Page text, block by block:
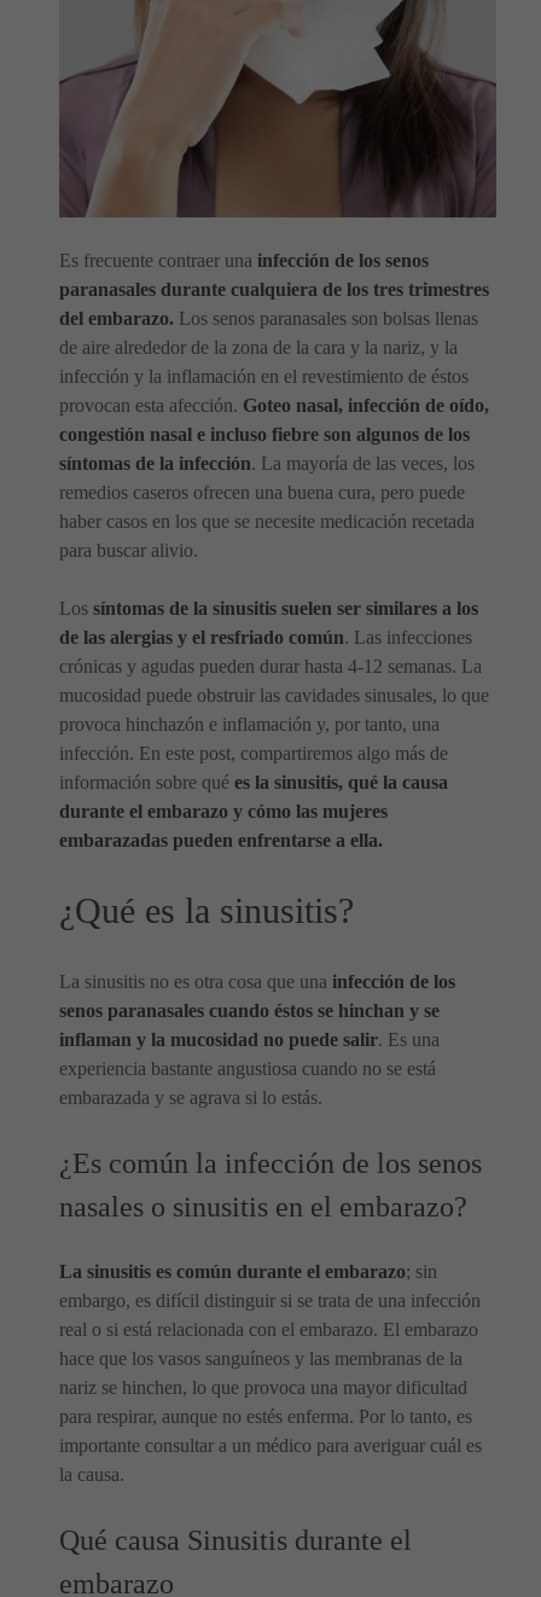
Es frecuente contraer una infección de los senos
paranasales durante cualquiera de los tres trimestres
del embarazo. Los senos paranasales son bolsas llenas
de aire alrededor de la zona de la cara y la nariz, y la
infección y la inflamación en el revestimiento de éstos
provocan esta afección. Goteo nasal, infección de oído,
congestión nasal e incluso fiebre son algunos de los
síntomas de la infección. La mayoría de las veces, los
remedios caseros ofrecen una buena cura, pero puede
haber casos en los que se necesite medicación recetada
para buscar alivio.
Los síntomas de la sinusitis suelen ser similares a los
de las alergias y el resfriado común. Las infecciones
crónicas y agudas pueden durar hasta 4-12 semanas. La
mucosidad puede obstruir las cavidades sinusales, lo que
provoca hinchazón e inflamación y, por tanto, una
infección. En este post, compartiremos algo más de
información sobre qué es la sinusitis, qué la causa
durante el embarazo y cómo las mujeres
embarazadas pueden enfrentarse a ella.
¿Qué es la sinusitis?
La sinusitis no es otra cosa que una infección de los
senos paranasales cuando éstos se hinchan y se
inflaman y la mucosidad no puede salir. Es una
experiencia bastante angustiosa cuando no se está
embarazada y se agrava si lo estás.
¿Es común la infección de los senos
nasales o sinusitis en el embarazo?
La sinusitis es común durante el embarazo; sin
embargo, es difícil distinguir si se trata de una infección
real o si está relacionada con el embarazo. El embarazo
hace que los vasos sanguíneos y las membranas de la
nariz se hinchen, lo que provoca una mayor dificultad
para respirar, aunque no estés enferma. Por lo tanto, es
importante consultar a un médico para averiguar cuál es
la causa.
Qué causa Sinusitis durante el
embarazo